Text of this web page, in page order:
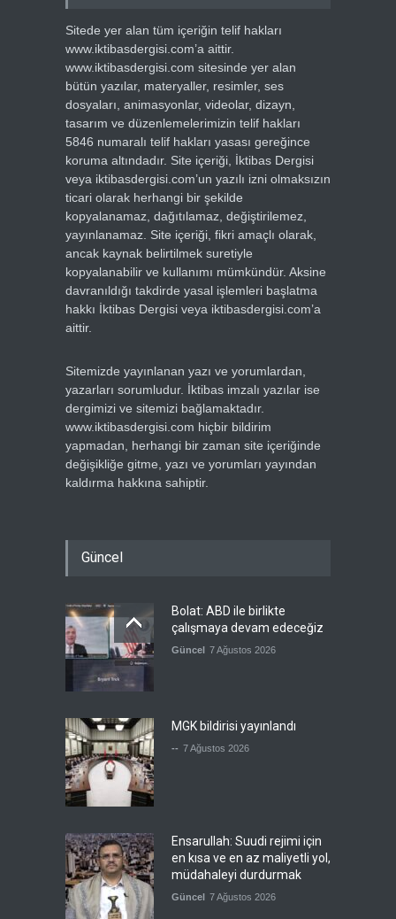
Sitede yer alan tüm içeriğin telif hakları
www.iktibasdergisi.com’a aittir.
www.iktibasdergisi.com sitesinde yer alan
bütün yazılar, materyaller, resimler, ses
dosyaları, animasyonlar, videolar, dizayn,
tasarım ve düzenlemelerimizin telif hakları
5846 numaralı telif hakları yasası gereğince
koruma altındadır. Site içeriği, İktibas Dergisi
veya iktibasdergisi.com’un yazılı izni olmaksızın
ticari olarak herhangi bir şekilde
kopyalanamaz, dağıtılamaz, değiştirilemez,
yayınlanamaz. Site içeriği, fikri amaçlı olarak,
ancak kaynak belirtilmek suretiyle
kopyalanabilir ve kullanımı mümkündür. Aksine
davranıldığı takdirde yasal işlemleri başlatma
hakkı İktibas Dergisi veya iktibasdergisi.com’a
aittir.
Sitemizde yayınlanan yazı ve yorumlardan,
yazarları sorumludur. İktibas imzalı yazılar ise
dergimizi ve sitemizi bağlamaktadır.
www.iktibasdergisi.com hiçbir bildirim
yapmadan, herhangi bir zaman site içeriğinde
değişikliğe gitme, yazı ve yorumları yayından
kaldırma hakkına sahiptir.
Güncel
Bolat: ABD ile birlikte
çalışmaya devam edeceğiz
Güncel 7 Ağustos 2026
MGK bildirisi yayınlandı
-- 7 Ağustos 2026
Ensarullah: Suudi rejimi için
en kısa ve en az maliyetli yol,
müdahaleyi durdurmak
Güncel 7 Ağustos 2026